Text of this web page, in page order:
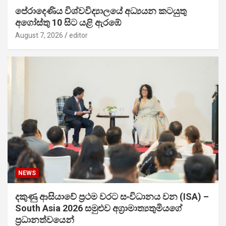
පේරාදෙණිය විශ්වවිද්‍යාලයේ අධ්‍යයන කටයුතු
අගෝස්තු 10 සිට යළි ඇරඹේ
August 7, 2026 editor
NEWS
දකුණු ආසියාවේ ප්‍රථම වරට සංවිධානය වන (ISA) –
South Asia 2026 සමුළුව අග්‍රාමාත්‍යතුමියගේ
ප්‍රධානත්වයෙන්